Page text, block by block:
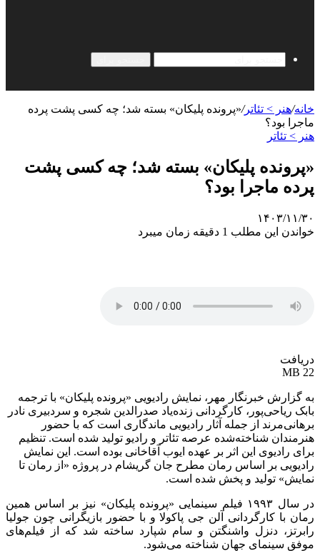
خانه/هنر > تئاتر/«پرونده پلیکان» بسته شد؛ چه کسی پشت پرده
ماجرا بود؟
هنر > تئاتر
«پرونده پلیکان» بسته شد؛ چه کسی پشت
پرده ماجرا بود؟
۱۴۰۳/۱۱/۳۰
خواندن این مطلب 1 دقیقه زمان میبرد
دریافت
22 MB
به گزارش خبرنگار مهر، نمایش رادیویی «پرونده پلیکان» با ترجمه
بابک ریاحی‌پور، کارگردانی زنده‌یاد صدرالدین شجره و سردبیری نادر
برهانی‌مرند از جمله آثار رادیویی ماندگاری است که با حضور
هنرمندان شناخته‌شده عرصه تئاتر و رادیو تولید شده است. تنظیم
برای رادیوی این اثر بر عهده ایوب آقاخانی بوده است. این نمایش
رادیویی بر اساس رمان مطرح جان گریشام در پروژه «از رمان تا
نمایش» تولید و پخش شده است.
در سال ۱۹۹۳ فیلم سینمایی «پرونده پلیکان» نیز بر اساس همین
رمان با کارگردانی آلن جی پاکولا و با حضور بازیگرانی چون جولیا
رابرتز، دنزل واشنگتن و سام شپارد ساخته شد که از فیلم‌های
موفق سینمای جهان شناخته می‌شود.